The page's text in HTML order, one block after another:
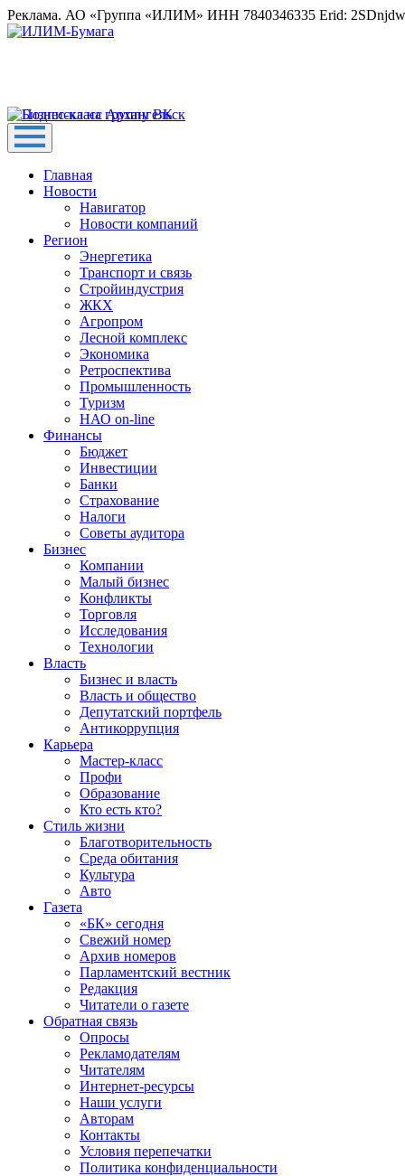
Реклама. АО «Группа «ИЛИМ» ИНН 7840346335 Erid:
Главная
Новости
Навигатор
Новости компаний
Регион
Энергетика
Транспорт и связь
Стройиндустрия
ЖКХ
Агропром
Лесной комплекс
Экономика
Ретроспектива
Промышленность
Туризм
НАО on-line
Финансы
Бюджет
Инвестиции
Банки
Страхование
Налоги
Советы аудитора
Бизнес
Компании
Малый бизнес
Конфликты
Торговля
Исследования
Технологии
Власть
Бизнес и власть
Власть и общество
Депутатский портфель
Антикоррупция
Карьера
Мастер-класс
Профи
Образование
Кто есть кто?
Стиль жизни
Благотворительность
Среда обитания
Культура
Авто
Газета
«БК» сегодня
Свежий номер
Архив номеров
Парламентский вестник
Редакция
Читатели о газете
Обратная связь
Опросы
Рекламодателям
Читателям
Интернет-ресурсы
Наши услуги
Авторам
Контакты
Условия перепечатки
Политика конфиденциальности